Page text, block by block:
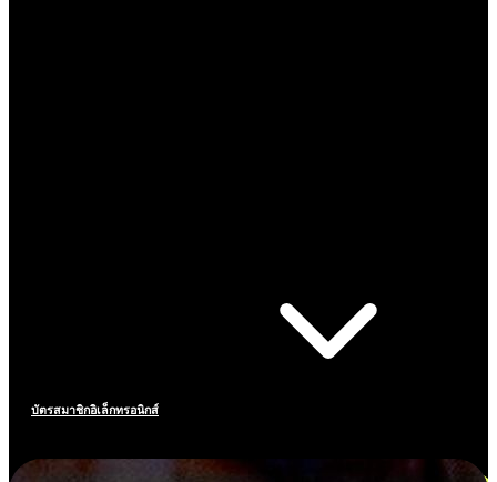
บัตรสมาชิกอิเล็กทรอนิกส์